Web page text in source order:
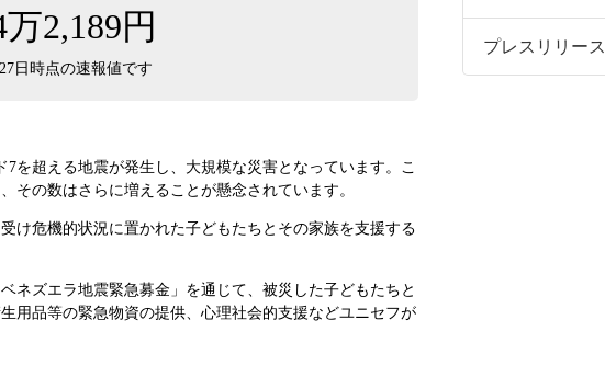
万2,189円
日時点の速報値です
を超える地震が発生し、大規模な災害となっています。こ
その数はさらに増えることが懸念されています。
け危機的状況に置かれた子どもたちとその家族を支援する
ネズエラ地震緊急募金」を通じて、被災した子どもたちと
用品等の緊急物資の提供、心理社会的支援などユニセフが
プレスリリース